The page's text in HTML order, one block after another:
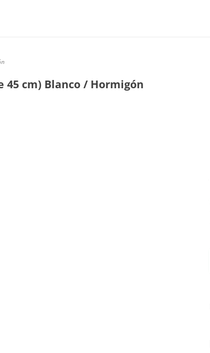
45 cm) Blanco / Hormigón